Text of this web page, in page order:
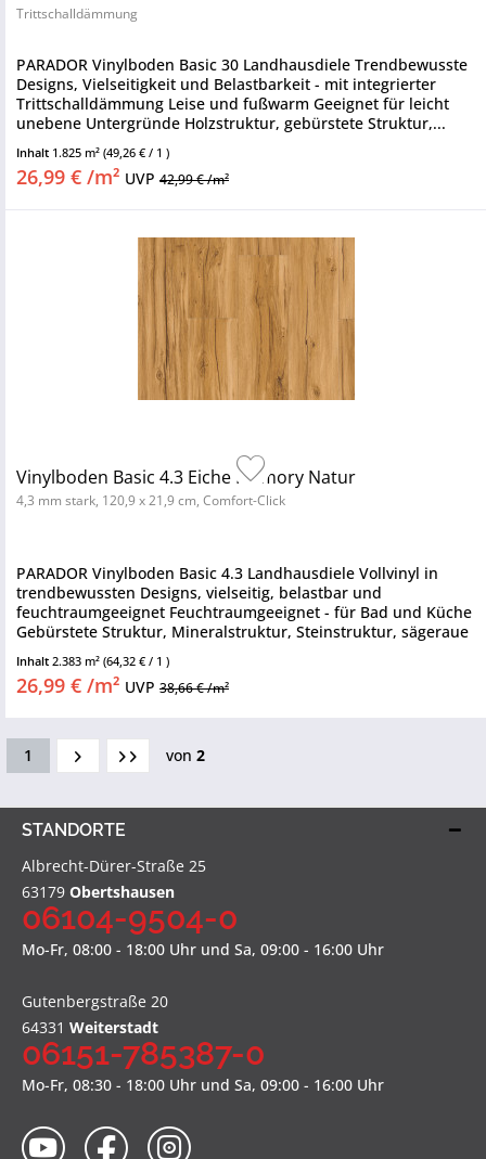
Trittschalldämmung
PARADOR Vinylboden Basic 30 Landhausdiele Trendbewusste
Designs, Vielseitigkeit und Belastbarkeit - mit integrierter
Trittschalldämmung Leise und fußwarm Geeignet für leicht
unebene Untergründe Holzstruktur, gebürstete Struktur,...
Inhalt 1.825 m² (49,26 € / 1 )
26,99 € /m² UVP 42,99 € /m²
Vinylboden Basic 4.3 Eiche Memory Natur
4,3 mm stark, 120,9 x 21,9 cm, Comfort-Click
PARADOR Vinylboden Basic 4.3 Landhausdiele Vollvinyl in
trendbewussten Designs, vielseitig, belastbar und
feuchtraumgeeignet Feuchtraumgeeignet - für Bad und Küche
Gebürstete Struktur, Mineralstruktur, Steinstruktur, sägeraue
Inhalt 2.383 m² (64,32 € / 1 )
26,99 € /m² UVP 38,66 € /m²
1 von 2
STANDORTE
Albrecht-Dürer-Straße 25
63179 Obertshausen
06104-9504-0
Mo-Fr, 08:00 - 18:00 Uhr und Sa, 09:00 - 16:00 Uhr
Gutenbergstraße 20
64331 Weiterstadt
06151-785387-0
Mo-Fr, 08:30 - 18:00 Uhr und Sa, 09:00 - 16:00 Uhr